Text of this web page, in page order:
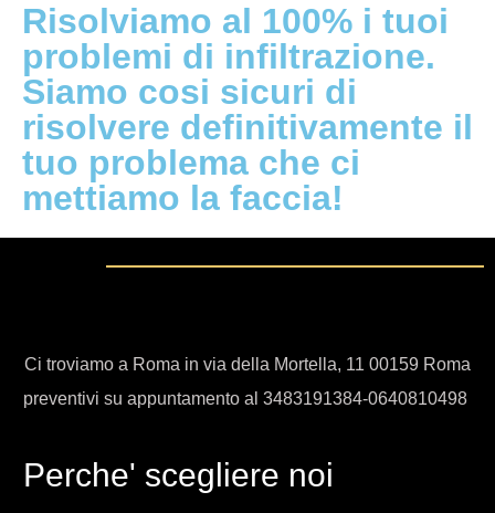
Risolviamo al 100% i tuoi
problemi di infiltrazione.
Siamo cosi sicuri di
risolvere definitivamente il
tuo problema che ci
mettiamo la faccia!
Ci troviamo a Roma in via della Mortella, 11 00159 Roma
preventivi su appuntamento al 3483191384-0640810498
Perche' scegliere noi